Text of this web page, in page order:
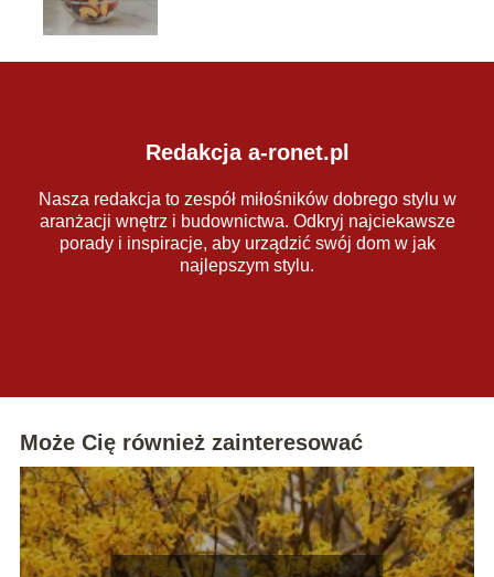
Redakcja a-ronet.pl
Nasza redakcja to zespół miłośników dobrego stylu w
aranżacji wnętrz i budownictwa. Odkryj najciekawsze
porady i inspiracje, aby urządzić swój dom w jak
najlepszym stylu.
Może Cię również zainteresować